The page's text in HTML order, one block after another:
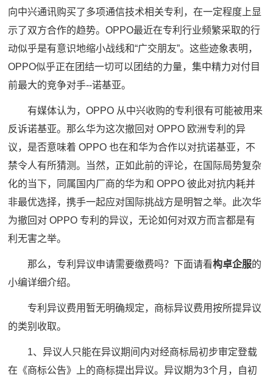
向中兴通讯购买了多项通信技术相关专利，在一定程度上显
示了双方合作的趋势。OPPO最近在专利行业频繁采取的行
动似乎是有意识地缩小战线和“广交朋友”。这些迹象表明，
OPPO似乎正在团结一切可以团结的力量，集中精力对付目
前最大的竞争对手--诺基亚。
有媒体认为，OPPO 从中兴收购的专利很有可能被用来
反诉诺基亚。那么华为这次撤回对 OPPO 欧洲专利的异
议，是否意味着 OPPO 也在和华为合作以对抗诺基亚，不
禁令人有所猜测。当然，正如此前的评论，在国际局势复杂
化的当下，同属国内厂商的华为和 OPPO 彼此对抗内耗并
非最优选择，携手一起应对国际挑战方是明智之举。此次华
为撤回对 OPPO 专利的异议，无论如何对双方而言都是有
利无害之举。
那么，专利异议申请需要缴费吗？下面请看构卓企服的
小编详细介绍。
专利异议费用暂无明确规定，商标异议费用按所提异议
的类别收取。
1、异议人只能在异议期间内对经商标局初步审定登载
在《商标公告》上的商标提出异议。异议期为3个月，自初